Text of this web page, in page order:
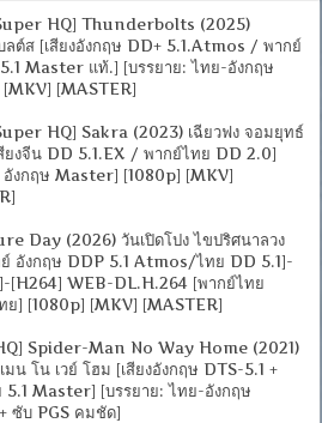
HQ] Thunderbolts (2025)
ลต์ส [เสียงอังกฤษ DD+ 5.1.Atmos / พากย์
Master แท้.] [บรรยาย: ไทย-อังกฤษ
[MASTER]
HQ] Sakra (2023) เฉียวฟง จอมยุทธ์
ยงจีน DD 5.1.EX / พากย์ไทย DD 2.0]
อังกฤษ Master] [1080p] [MKV]
Day (2026) วันเปิดโปง ไขปริศนาลวง
อังกฤษ DDP 5.1 Atmos/ไทย DD 5.1]-
[H264] WEB-DL.H.264 [พากย์ไทย
ย] [1080p] [MKV] [MASTER]
Spider-Man No Way Home (2021)
มน โน เวย์ โฮม [เสียงอังกฤษ DTS-5.1 +
5.1 Master] [บรรยาย: ไทย-อังกฤษ
ซับ PGS คมชัด]